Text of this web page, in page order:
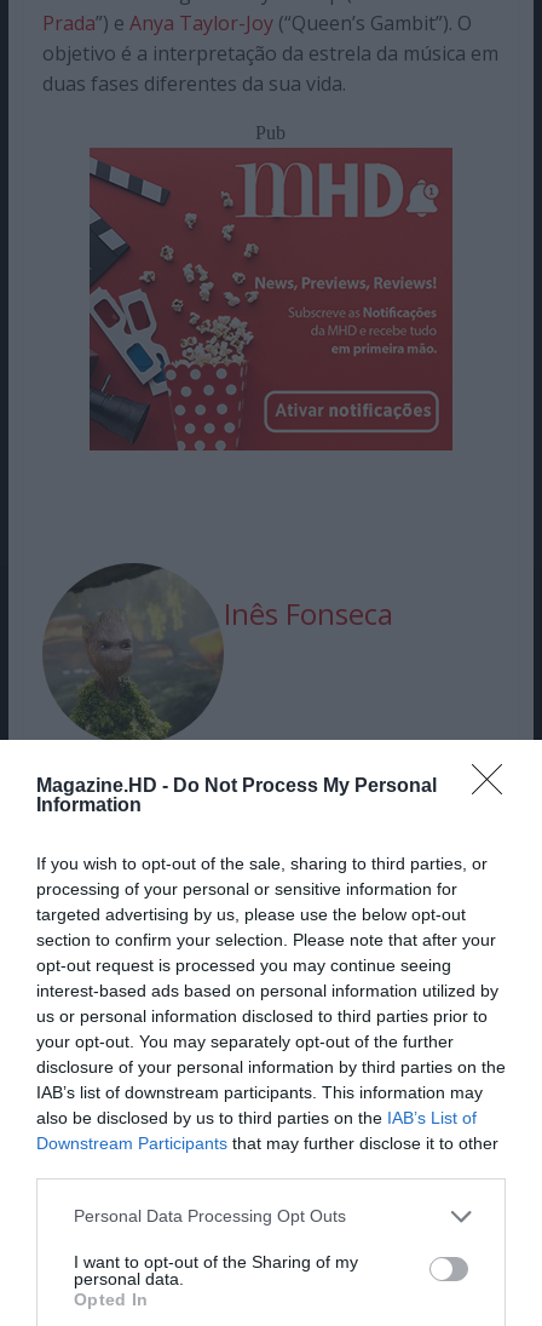
Magazine.HD - Do Not Process My Personal
Information
If you wish to opt-out of the sale, sharing to third parties, or
processing of your personal or sensitive information for
targeted advertising by us, please use the below opt-out
section to confirm your selection. Please note that after your
opt-out request is processed you may continue seeing
interest-based ads based on personal information utilized by
us or personal information disclosed to third parties prior to
your opt-out. You may separately opt-out of the further
disclosure of your personal information by third parties on the
IAB’s list of downstream participants. This information may
also be disclosed by us to third parties on the IAB’s List of
Downstream Participants that may further disclose it to other
Personal Data Processing Opt Outs
I want to opt-out of the Sharing of my
personal data.
Opted In
Prada”) e Anya Taylor-Joy(“Queen’s Gambit”). O
objetivo é a interpretação da estrela da música em
duas fases diferentes da sua vida.
Pub
Inês Fonseca
NOVA SÉRIE SUL-COREANA JÁ É A
MAIS VISTA NA NETFLIX
THE VAMPIRE LESTAT, S3E1:
GLITTER, ROCK ‘N’ROLL E
VAMPIROS… MUITOS VAMPIROS
O seu endereço de email não será publicado.